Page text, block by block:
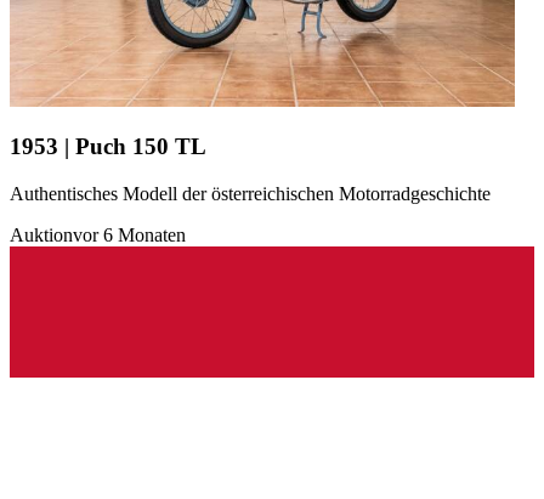
1953 | Puch 150 TL
Authentisches Modell der österreichischen Motorradgeschichte
Auktionvor 6 Monaten